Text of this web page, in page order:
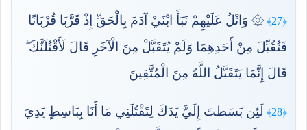
﴿27﴾
۞ وَاتْلُ عَلَيْهِمْ نَبَأَ ابْنَيْ آدَمَ بِالْحَقِّ إِذْ قَرَّبَا قُرْبَانًا
فَتُقُبِّلَ مِنْ أَحَدِهِمَا وَلَمْ يُتَقَبَّلْ مِنَ الْآخَرِ قَالَ لَأَقْتُلَنَّكَ ۖ
قَالَ إِنَّمَا يَتَقَبَّلُ اللَّهُ مِنَ الْمُتَّقِينَ
﴿28﴾
لَئِن بَسَطتَ إِلَيَّ يَدَكَ لِتَقْتُلَنِي مَا أَنَا بِبَاسِطٍ يَدِيَ